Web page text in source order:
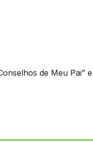
de Meu Pai”